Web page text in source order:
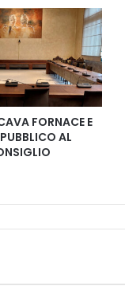
I
N
S
E
G
N
A
R
E
"
U
FORNACE E
AL